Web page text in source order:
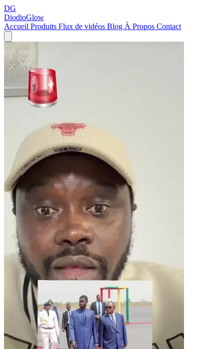
DG
DiodioGlow
Accueil Produits Flux de vidéos Blog À Propos Contact